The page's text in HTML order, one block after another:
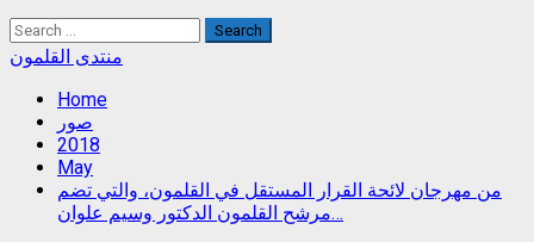
Search
for:
منتدى القلمون
Home
صور
2018
May
من مهرجان لائحة القرار المستقل في القلمون، والتي تضم
مرشح القلمون الدكتور وسيم علوان…